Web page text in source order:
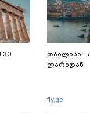
თბილისი -
ლარიდან
fly.ge